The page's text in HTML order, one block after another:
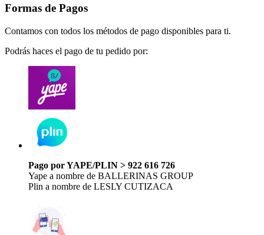
Formas de Pagos
Contamos con todos los métodos de pago disponibles para ti.
Podrás haces el pago de tu pedido por:
Pago por YAPE/PLIN > 922 616 726
Yape a nombre de BALLERINAS GROUP
Plin a nombre de LESLY CUTIZACA